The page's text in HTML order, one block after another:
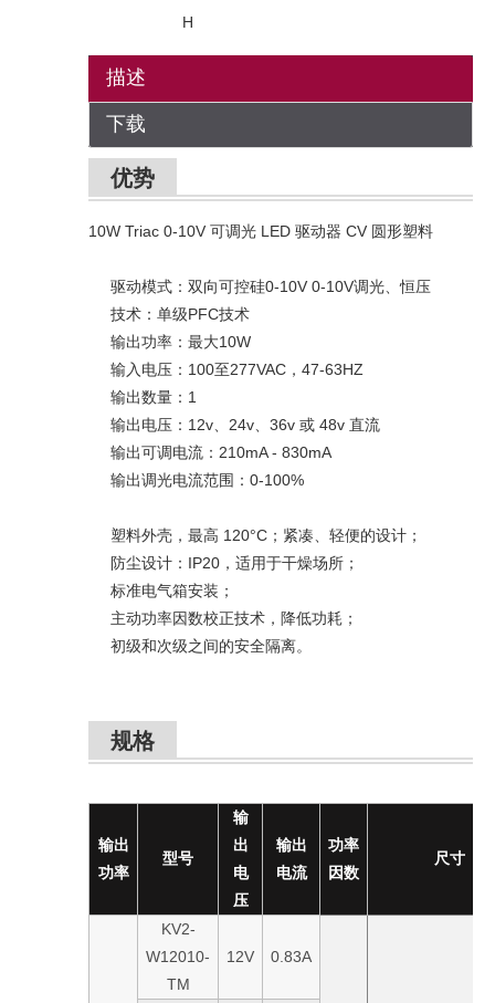
H
描述
下载
优势
10W Triac 0-10V 可调光 LED 驱动器 CV 圆形塑料
驱动模式：双向可控硅0-10V 0-10V调光、恒压
技术：单级PFC技术
输出功率：最大10W
输入电压：100至277VAC，47-63HZ
输出数量：1
输出电压：12v、24v、36v 或 48v 直流
输出可调电流：210mA - 830mA
输出调光电流范围：0-100%
塑料外壳，最高 120°C；紧凑、轻便的设计；
防尘设计：IP20，适用于干燥场所；
标准电气箱安装；
主动功率因数校正技术，降低功耗；
初级和次级之间的安全隔离。
规格
输出
功率
型号
输
出
电
压
输出
电流
功率
因数
尺寸
KV2-
W12010-
TM
12V 0.83A